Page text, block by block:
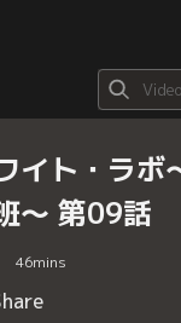
イト・ラボ
～ 第09話
46mins